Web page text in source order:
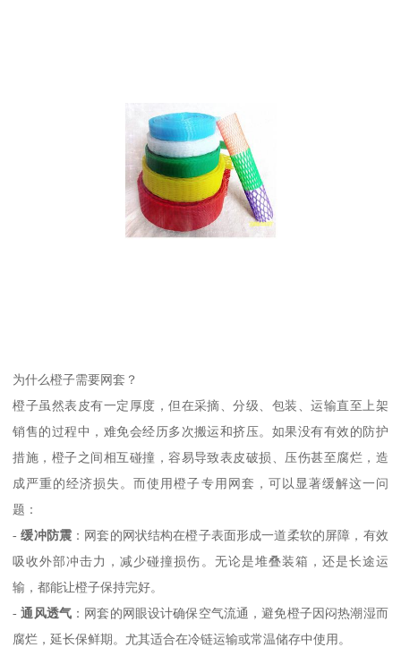
为什么橙子需要网套？
橙子虽然表皮有一定厚度，但在采摘、分级、包装、运输直至上架
销售的过程中，难免会经历多次搬运和挤压。如果没有有效的防护
措施，橙子之间相互碰撞，容易导致表皮破损、压伤甚至腐烂，造
成严重的经济损失。而使用橙子专用网套，可以显著缓解这一问
题：
-缓冲防震 ：网套的网状结构在橙子表面形成一道柔软的屏障，有效
吸收外部冲击力，减少碰撞损伤。无论是堆叠装箱，还是长途运
输，都能让橙子保持完好。
-通风透气 ：网套的网眼设计确保空气流通，避免橙子因闷热潮湿而
腐烂，延长保鲜期。尤其适合在冷链运输或常温储存中使用。